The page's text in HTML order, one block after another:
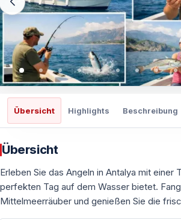
Übersicht Highlights Beschreibung
Übersicht
Erleben Sie das Angeln in Antalya mit einer
perfekten Tag auf dem Wasser bietet.
Mittelmeerräuber und genießen Sie die